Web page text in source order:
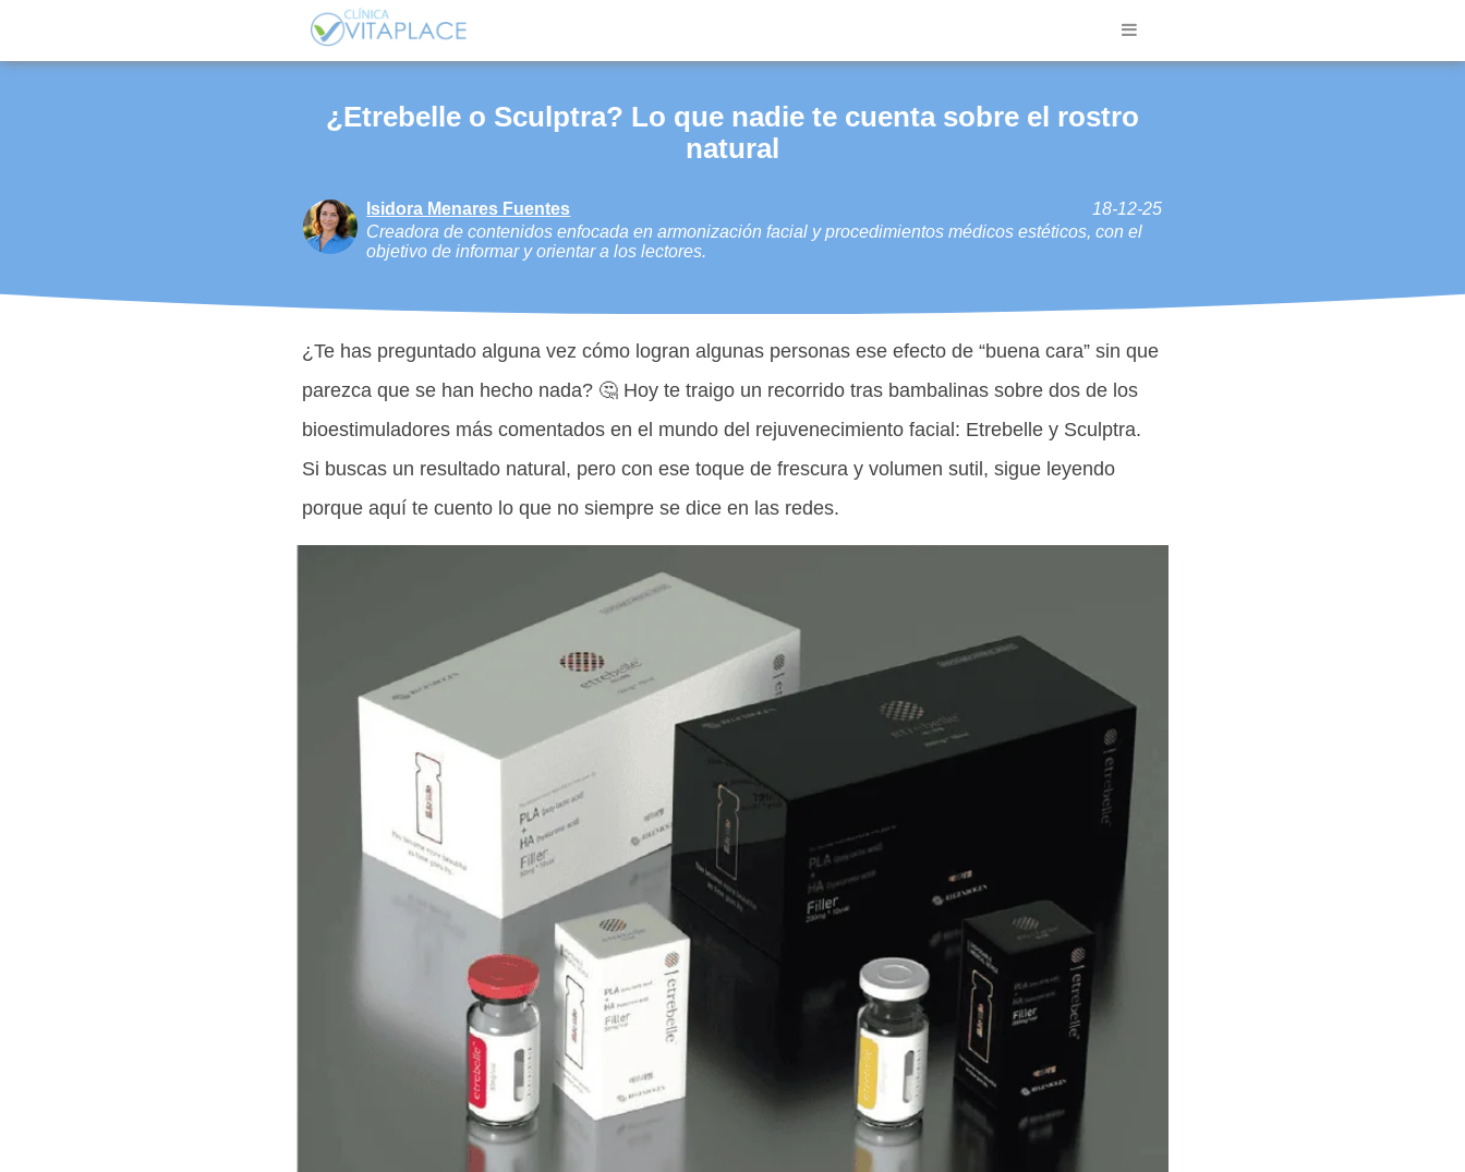
¿Etrebelle o Sculptra? Lo que nadie te cuenta sobre el rostro
natural
Isidora Menares Fuentes
18-12-25
Creadora de contenidos enfocada en armonización facial y procedimientos médicos estéticos, con el
objetivo de informar y orientar a los lectores.
¿Te has preguntado alguna vez cómo logran algunas personas ese efecto de “buena cara” sin que
parezca que se han hecho nada? 🤔 Hoy te traigo un recorrido tras bambalinas sobre dos de los
bioestimuladores más comentados en el mundo del rejuvenecimiento facial: Etrebelle y Sculptra.
Si buscas un resultado natural, pero con ese toque de frescura y volumen sutil, sigue leyendo
porque aquí te cuento lo que no siempre se dice en las redes.